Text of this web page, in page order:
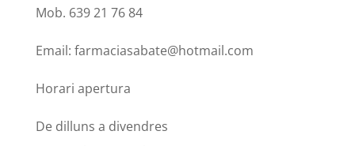
Mob. 639 21 76 84
Email: farmaciasabate@hotmail.com
Horari apertura
De dilluns a divendres